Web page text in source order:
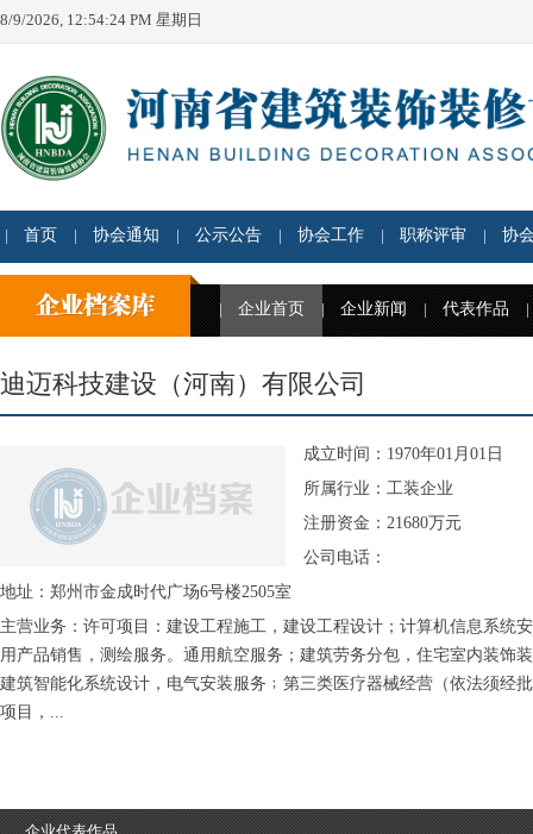
8/9/2026, 12:54:24 PM 星期日
首页 协会通知 公示公告 协会工作 职称评审 协
企业首页 企业新闻 代表作品
迪迈科技建设（河南）有限公司
成立时间：1970年01月01日
所属行业：工装企业
注册资金：21680万元
公司电话：
地址：郑州市金成时代广场6号楼2505室
主营业务：许可项目：建设工程施工，建设工程设计；计算机信息系统
用产品销售，测绘服务。通用航空服务；建筑劳务分包，住宅室内装饰
建筑智能化系统设计，电气安装服务﹔第三类医疗器械经营（依法须经
项目，...